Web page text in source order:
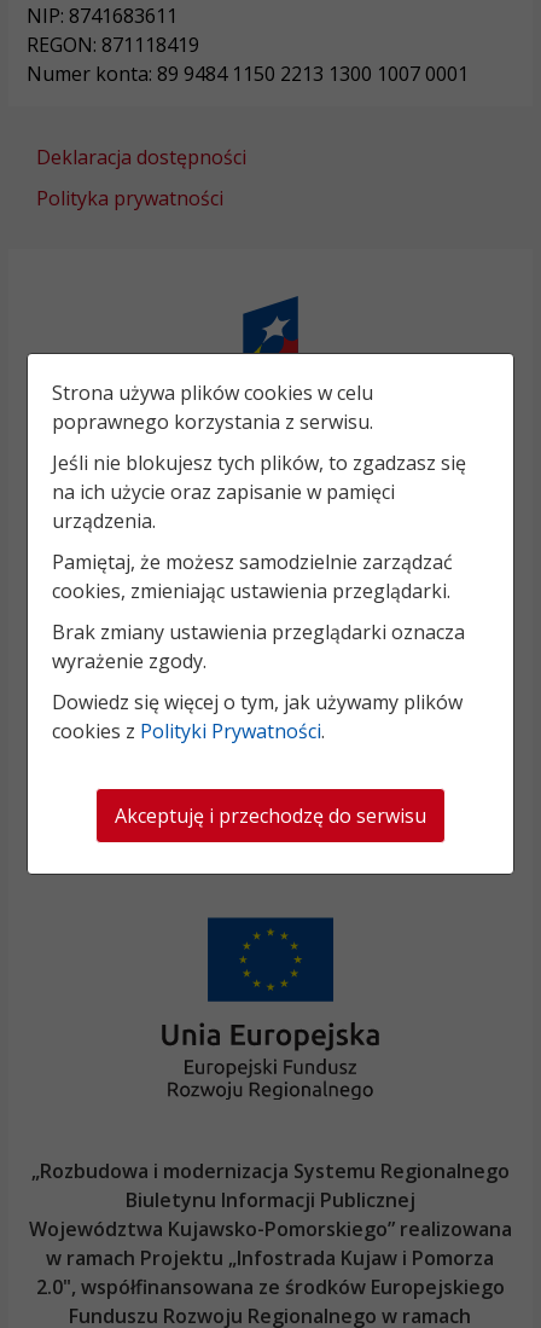
NIP: 8741683611
REGON: 871118419
Numer konta: 89 9484 1150 2213 1300 1007 0001
Deklaracja dostępności
Polityka prywatności
„Rozbudowa i modernizacja Systemu Regionalnego
Biuletynu Informacji Publicznej
Województwa Kujawsko-Pomorskiego” realizowana
w ramach Projektu „Infostrada Kujaw i Pomorza
2.0", współfinansowana ze środków Europejskiego
Funduszu Rozwoju Regionalnego w ramach
Strona używa plików cookies w celu
poprawnego korzystania z serwisu.
Jeśli nie blokujesz tych plików, to zgadzasz się
na ich użycie oraz zapisanie w pamięci
urządzenia.
Pamiętaj, że możesz samodzielnie zarządzać
cookies, zmieniając ustawienia przeglądarki.
Brak zmiany ustawienia przeglądarki oznacza
wyrażenie zgody.
Dowiedz się więcej o tym, jak używamy plików
cookies z Polityki Prywatności.
Akceptuję i przechodzę do serwisu